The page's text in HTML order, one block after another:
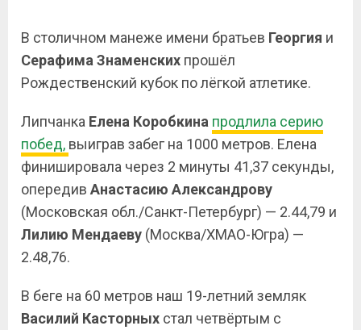
В столичном манеже имени братьев Георгия и
Серафима Знаменских прошёл
Рождественский кубок по лёгкой атлетике.
Липчанка Елена Коробкина продлила серию
побед, выиграв забег на 1000 метров. Елена
финишировала через 2 минуты 41,37 секунды,
опередив Анастасию Александрову
(Московская обл./Санкт-Петербург) — 2.44,79 и
Лилию Мендаеву (Москва/ХМАО-Югра) —
2.48,76.
В беге на 60 метров наш 19-летний земляк
Василий Касторных стал четвёртым с